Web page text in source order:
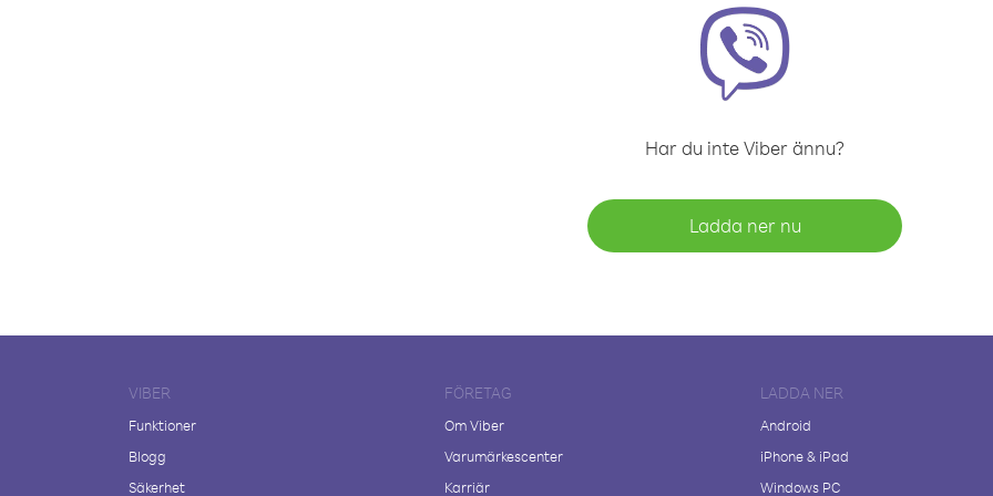
Har du inte Viber ännu?
Ladda ner nu
VIBER
Funktioner
Blogg
Säkerhet
FÖRETAG
Om Viber
Varumärkescenter
Karriär
LADDA NER
Android
iPhone & iPad
Windows PC